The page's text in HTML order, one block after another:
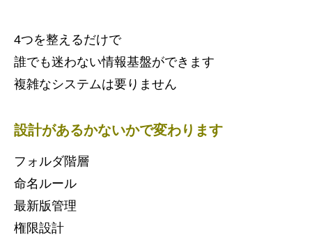
4つを整えるだけで
誰でも迷わない情報基盤ができます
複雑なシステムは要りません
設計があるかないかで変わります
フォルダ階層
命名ルール
最新版管理
権限設計